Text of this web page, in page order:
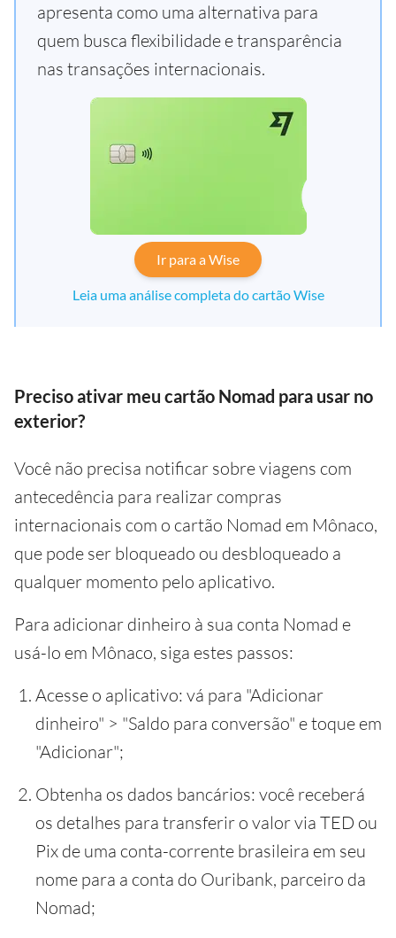
apresenta como uma alternativa para
quem busca flexibilidade e transparência
nas transações internacionais.
Ir para a Wise
Leia uma análise completa do cartão Wise
Preciso ativar meu cartão Nomad para usar no
exterior?
Você não precisa notificar sobre viagens com
antecedência para realizar compras
internacionais com o cartão Nomad em Mônaco,
que pode ser bloqueado ou desbloqueado a
qualquer momento pelo aplicativo.
Para adicionar dinheiro à sua conta Nomad e
usá-lo em Mônaco, siga estes passos:
Acesse o aplicativo: vá para "Adicionar
dinheiro" > "Saldo para conversão" e toque em
"Adicionar";
Obtenha os dados bancários: você receberá
os detalhes para transferir o valor via TED ou
Pix de uma conta-corrente brasileira em seu
nome para a conta do Ouribank, parceiro da
Nomad;